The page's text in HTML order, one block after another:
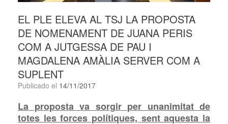
EL PLE ELEVA AL TSJ LA PROPOSTA
DE NOMENAMENT DE JUANA PERIS
COM A JUTGESSA DE PAU I
MAGDALENA AMÀLIA SERVER COM A
SUPLENT
Publicado el 14/11/2017
La proposta va sorgir per unanimitat de
totes les forces polítiques, sent aquesta la